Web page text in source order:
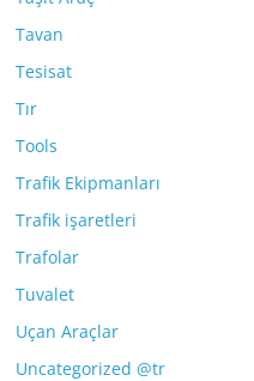
Tavan
Tesisat
Tır
Tools
Trafik Ekipmanları
Trafik işaretleri
Trafolar
Tuvalet
Uçan Araçlar
Uncategorized @tr